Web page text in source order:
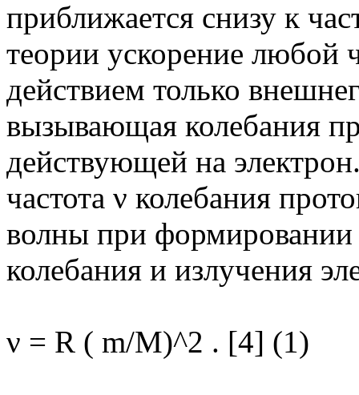
приближается снизу к
теории ускорение любой
действием только
вызывающая колебания
действующей на
частота ν колебания
волны при формировании
колебания и излучения
ν = R ( m/M)^2 . [4] (1)